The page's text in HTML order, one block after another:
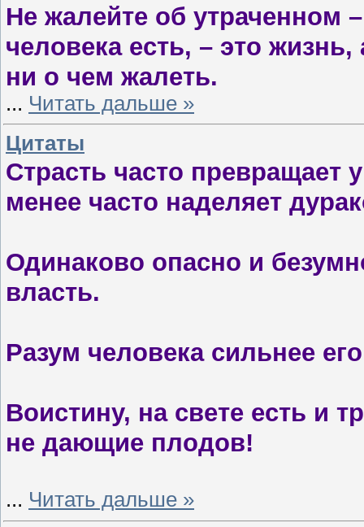
Не жалейте об утраченном
человека есть, – это
ни о чем жалеть.
... Читать дальше »
Цитаты
Страсть часто превращает
менее часто наделяет
Одинаково опасно и
власть.
Разум человека сильнее
Воистину, на свете есть и
не дающие плодов!
... Читать дальше »